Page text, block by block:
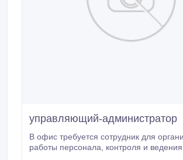
управляющий-администратор
В офис требуется сотрудник для
работы персонала, контроля и ведения